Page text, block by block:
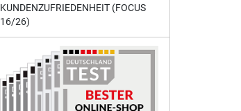
KUNDENZUFRIEDENHEIT (FOCUS
16/26)